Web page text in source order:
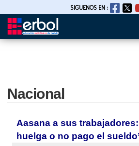
Pasar
SIGUENOS EN :
Nacional
Aasana a sus trabajadores:
huelga o no pago el sueldo’